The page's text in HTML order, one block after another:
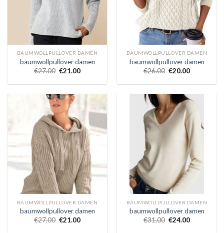
BAUMWOLLPULLOVER DAMEN
baumwollpullover damen
€27.00 €21.00
BAUMWOLLPULLOVER DAMEN
baumwollpullover damen
€26.00 €20.00
BAUMWOLLPULLOVER DAMEN
baumwollpullover damen
€27.00 €21.00
BAUMWOLLPULLOVER DAMEN
baumwollpullover damen
€31.00 €24.00